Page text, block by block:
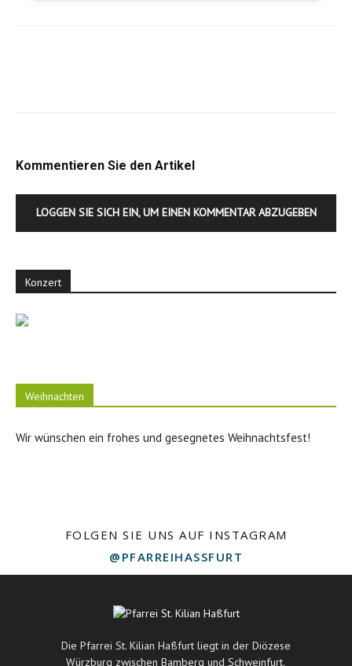
Kommentieren Sie den Artikel
LOGGEN SIE SICH EIN, UM EINEN KOMMENTAR ABZUGEBEN
Konzert
Weihnachten
Wir wünschen ein frohes und gesegnetes Weihnachtsfest!
FOLGEN SIE UNS AUF INSTAGRAM
@PFARREIHASSFURT
Die Pfarrei St. Kilian Haßfurt liegt in der Diözese
Würzburg zwischen Bamberg und Schweinfurt.